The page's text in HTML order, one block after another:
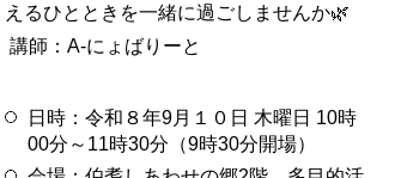
えるひとときを一緒に過ごしませんか🌿
講師：A-にょばりーと
日時：令和８年9月１０日 木曜日 10時
00分～11時30分（9時30分開場）